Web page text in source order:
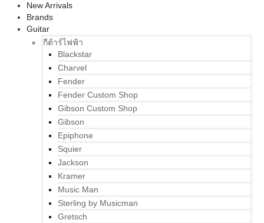
New Arrivals
Brands
Guitar
กีต้าร์ไฟฟ้า
Blackstar
Charvel
Fender
Fender Custom Shop
Gibson Custom Shop
Gibson
Epiphone
Squier
Jackson
Kramer
Music Man
Sterling by Musicman
Gretsch